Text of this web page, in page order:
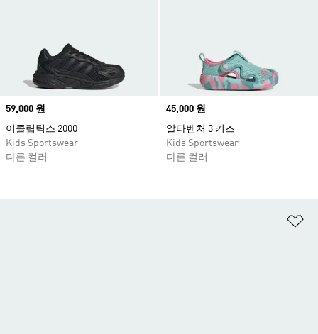
Price
59,000 원
이클립틱스 2000
Kids Sportswear
다른 컬러
Price
45,000 원
알타벤처 3 키즈
Kids Sportswear
다른 컬러